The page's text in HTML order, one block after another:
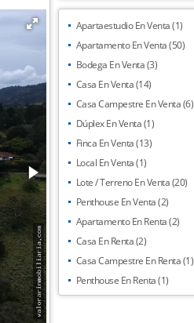
Apartaestudio En Venta (1)
Apartamento En Venta (50)
Bodega En Venta (3)
Casa En Venta (14)
Casa Campestre En Venta (6)
Dúplex En Venta (1)
Finca En Venta (13)
Local En Venta (1)
Lote / Terreno En Venta (20)
Penthouse En Venta (2)
Apartamento En Renta (2)
Casa En Renta (2)
Casa Campestre En Renta (1)
Penthouse En Renta (1)